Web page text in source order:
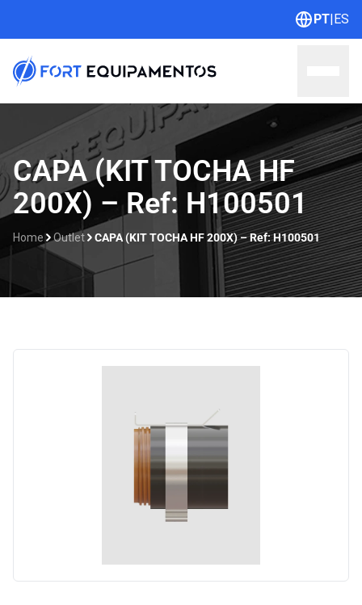
PT|ES
Home
Sobre nós
Linhas
Catálogos
CAPA (KIT TOCHA HF
200X) – Ref: H100501
Home Outlet CAPA (KIT TOCHA HF 200X) – Ref: H100501